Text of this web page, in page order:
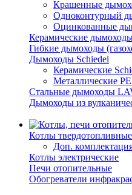
Крашенные
Одноконтурный
Оцинкованные
Керамические
Гибкие дымоходы
Дымоходы Schiedel
Керамические
Металлические
Стальные дымоходы
Дымоходы из
Котлы твердотопливные
Доп.
Котлы электрические
Печи отопительные
Обогреватели